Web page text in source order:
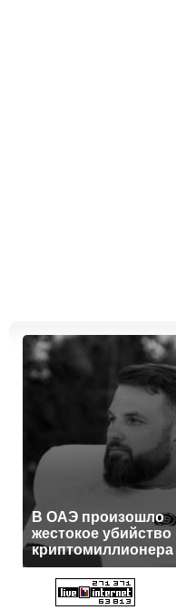
В ОАЭ произошло
жестокое убийство
криптомиллионера